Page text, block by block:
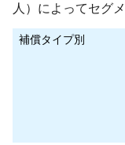
人）によってセグ
補償タイプ別